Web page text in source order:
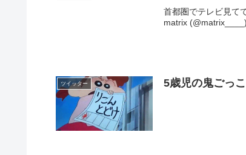
首都圏でテレビ見て
matrix
ツイッター 5歳児の鬼ごっ